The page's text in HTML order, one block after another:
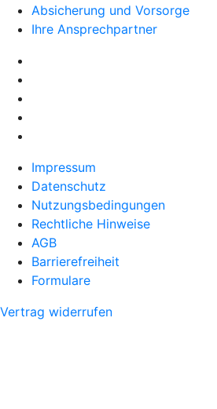
Absicherung und Vorsorge
Ihre Ansprechpartner
Impressum
Datenschutz
Nutzungsbedingungen
Rechtliche Hinweise
AGB
Barrierefreiheit
Formulare
Vertrag widerrufen